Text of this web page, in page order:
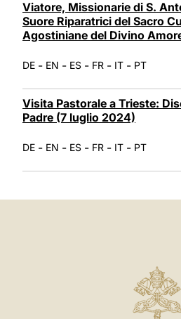
Viatore, Missionarie di S.
Suore Riparatrici del Sacro
Agostiniane del Divino
DE - EN - ES - FR - IT - PT
Visita Pastorale a Trieste:
Padre (7 luglio 2024)
DE - EN - ES - FR - IT - PT